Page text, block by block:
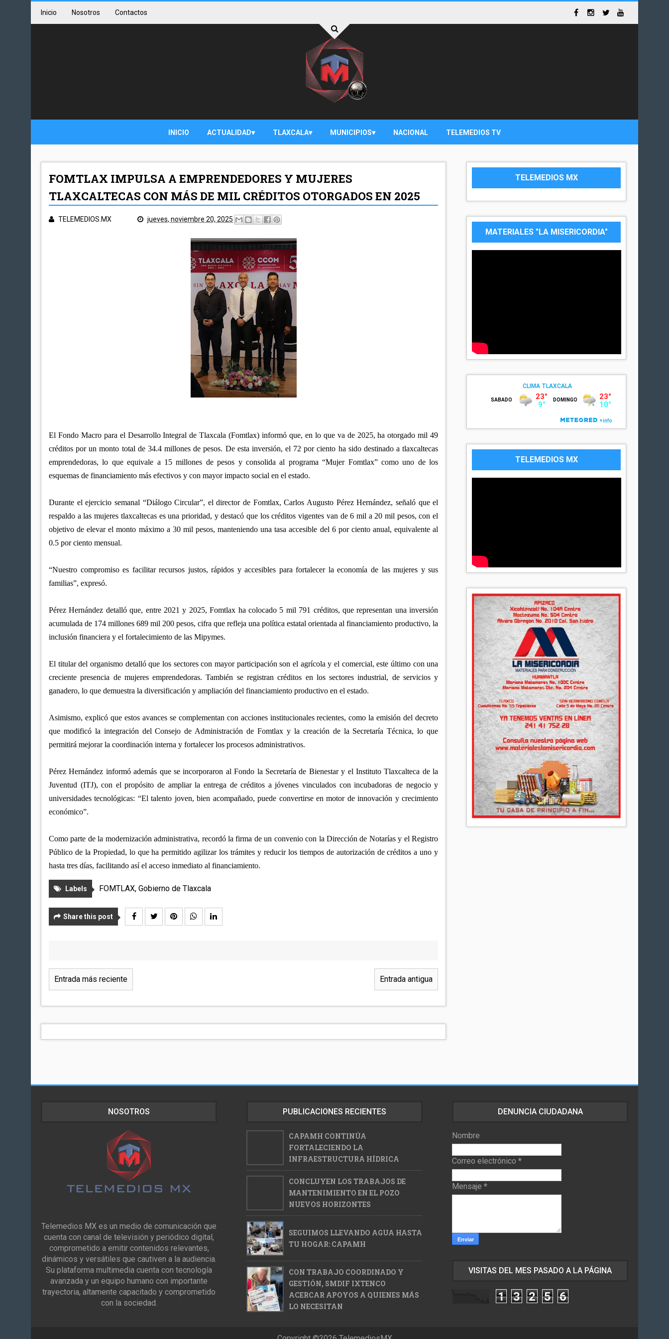
Inicio Nosotros Contactos
INICIO ACTUALIDAD TLAXCALA MUNICIPIOS NACIONAL TELEMEDIOS TV
FOMTLAX IMPULSA A EMPRENDEDORES Y MUJERES
TLAXCALTECAS CON MÁS DE MIL CRÉDITOS OTORGADOS EN 2025
TELEMEDIOS.MX jueves, noviembre 20, 2025
El Fondo Macro para el Desarrollo Integral de Tlaxcala (Fomtlax) informó que, en lo que va de 2025, ha otorgado mil 49
créditos por un monto total de 34.4 millones de pesos. De esta inversión, el 72 por ciento ha sido destinado a tlaxcaltecas
emprendedoras, lo que equivale a 15 millones de pesos y consolida al programa “Mujer Fomtlax” como uno de los
esquemas de financiamiento más efectivos y con mayor impacto social en el estado.
Durante el ejercicio semanal “Diálogo Circular”, el director de Fomtlax, Carlos Augusto Pérez Hernández, señaló que el
respaldo a las mujeres tlaxcaltecas es una prioridad, y destacó que los créditos vigentes van de 6 mil a 20 mil pesos, con el
objetivo de elevar el monto máximo a 30 mil pesos, manteniendo una tasa accesible del 6 por ciento anual, equivalente al
0.5 por ciento mensual.
“Nuestro compromiso es facilitar recursos justos, rápidos y accesibles para fortalecer la economía de las mujeres y sus
familias”, expresó.
Pérez Hernández detalló que, entre 2021 y 2025, Fomtlax ha colocado 5 mil 791 créditos, que representan una inversión
acumulada de 174 millones 689 mil 200 pesos, cifra que refleja una política estatal orientada al financiamiento productivo, la
inclusión financiera y el fortalecimiento de las Mipymes.
El titular del organismo detalló que los sectores con mayor participación son el agrícola y el comercial, este último con una
creciente presencia de mujeres emprendedoras. También se registran créditos en los sectores industrial, de servicios y
ganadero, lo que demuestra la diversificación y ampliación del financiamiento productivo en el estado.
Asimismo, explicó que estos avances se complementan con acciones institucionales recientes, como la emisión del decreto
que modificó la integración del Consejo de Administración de Fomtlax y la creación de la Secretaría Técnica, lo que
permitirá mejorar la coordinación interna y fortalecer los procesos administrativos.
Pérez Hernández informó además que se incorporaron al Fondo la Secretaría de Bienestar y el Instituto Tlaxcalteca de la
Juventud (ITJ), con el propósito de ampliar la entrega de créditos a jóvenes vinculados con incubadoras de negocio y
universidades tecnológicas: “El talento joven, bien acompañado, puede convertirse en motor de innovación y crecimiento
económico”.
Como parte de la modernización administrativa, recordó la firma de un convenio con la Dirección de Notarías y el Registro
Público de la Propiedad, lo que ha permitido agilizar los trámites y reducir los tiempos de autorización de créditos a uno y
hasta tres días, facilitando así el acceso inmediato al financiamiento.
Labels FOMTLAX, Gobierno de Tlaxcala
Share this post
Entrada más reciente Entrada antigua
TELEMEDIOS MX
MATERIALES "LA MISERICORDIA"
TELEMEDIOS MX
NOSOTROS
Telemedios MX es un medio de comunicación que
cuenta con canal de televisión y periódico digital,
comprometido a emitir contenidos relevantes,
dinámicos y versátiles que cautiven a la audiencia.
Su plataforma multimedia cuenta con tecnología
avanzada y un equipo humano con importante
trayectoria, altamente capacitado y comprometido
con la sociedad.
PUBLICACIONES RECIENTES
CAPAMH CONTINÚA
FORTALECIENDO LA
INFRAESTRUCTURA HÍDRICA
CONCLUYEN LOS TRABAJOS DE
MANTENIMIENTO EN EL POZO
NUEVOS HORIZONTES
SEGUIMOS LLEVANDO AGUA HASTA
TU HOGAR: CAPAMH
CON TRABAJO COORDINADO Y
GESTIÓN, SMDIF IXTENCO
ACERCAR APOYOS A QUIENES MÁS
LO NECESITAN
DENUNCIA CIUDADANA
Nombre
Correo electrónico *
Mensaje *
VISITAS DEL MES PASADO A LA PÁGINA
1 3 2 5 6